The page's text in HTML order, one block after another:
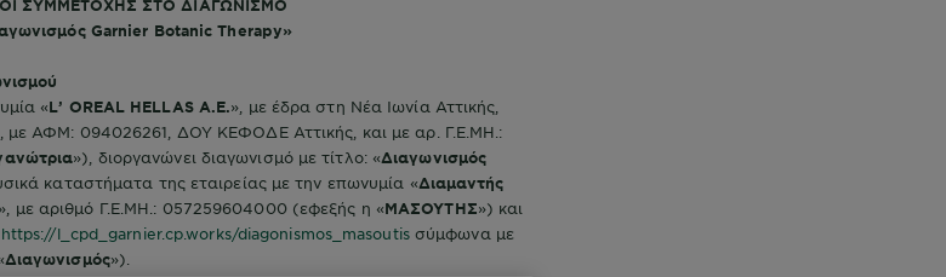
ΣΥΜΜΕΤΟΧΗΣ ΣΤΟ ΔΙΑΓΩΝΙΣΜΟ
Garnier Botanic Therapy»
«L’ OREAL HELLAS Α.Ε.», με έδρα στη Νέα Ιωνία Αττικής,
με ΑΦΜ: 094026261, ΔΟΥ ΚΕΦΟΔΕ Αττικής, και με αρ. Γ.Ε.ΜΗ.:
»), διοργανώνει διαγωνισμό με τίτλο: «Διαγωνισμός
καταστήματα της εταιρείας με την επωνυμία «Διαμαντής
», με αριθμό Γ.Ε.ΜΗ.: 057259604000 (εφεξής η «MΑΣΟΥΤΗΣ») και
https://l_cpd_garnier.cp.works/diagonismos_masoutisσύμφωνα με
Διαγωνισμός»).